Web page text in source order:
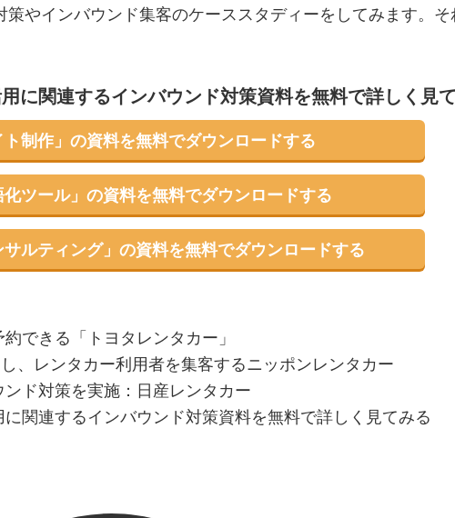
やインバウンド集客のケーススタディーをしてみます。
に関連するインバウンド対策資料を無料で詳しく見
ト制作」の資料を無料でダウンロードする
化ツール」の資料を無料でダウンロードする
サルティング」の資料を無料でダウンロードする
できる「トヨタレンタカー」
、レンタカー利用者を集客するニッポンレンタカー
ド対策を実施：日産レンタカー
関連するインバウンド対策資料を無料で詳しく見てみる